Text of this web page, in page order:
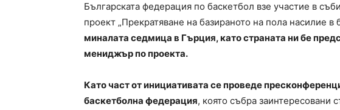
Българската федерация по баскетбол взе участие в
проект „Прекратяване на базираното на пола насилие в
миналата седмица в Гърция, като страната ни бе
мениджър по проекта.
Като част от инициативата се проведе
баскетболна федерация, която събра заинтересовани